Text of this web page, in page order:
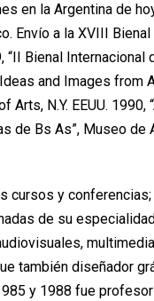
en la Argentina de
Envío a la XVIII
“II Bienal Internacional
and Images from
Arts, N.Y. EEUU. 1990,
de Bs As”, Museo de
cursos y
de su
también diseñador
y 1988 fue